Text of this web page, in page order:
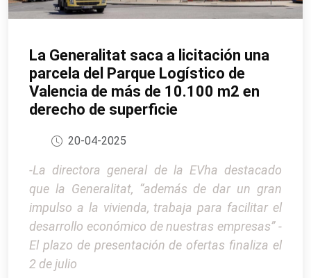
La Generalitat saca a licitación una
parcela del Parque Logístico de
Valencia de más de 10.100 m2 en
derecho de superficie
20-04-2025
-La directora general de la EVha destacado
que la Generalitat, “además de dar un gran
impulso a la vivienda, trabaja para facilitar el
desarrollo económico de nuestras empresas” -
El plazo de presentación de ofertas finaliza el
2 de julio